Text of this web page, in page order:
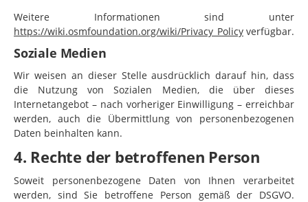
Weitere Informationen sind unter
https://wiki.osmfoundation.org/wiki/Privacy_Policy verfügbar.
Soziale Medien
Wir weisen an dieser Stelle ausdrücklich darauf hin, dass
die Nutzung von Sozialen Medien, die über dieses
Internetangebot – nach vorheriger Einwilligung – erreichbar
werden, auch die Übermittlung von personenbezogenen
Daten beinhalten kann.
4. Rechte der betroffenen Person
Soweit personenbezogene Daten von Ihnen verarbeitet
werden, sind Sie betroffene Person gemäß der DSGVO.